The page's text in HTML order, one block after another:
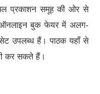
प्रकाशन समूह की ओर से
बुक फेयर में अलग-
उपलब्ध हैं। पाठक यहाँ से
कर सकते हैं।